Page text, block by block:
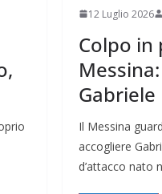
12 Luglio 2026
Colpo in
Gabriele
Il Messina
accogliere
d’attacco nato